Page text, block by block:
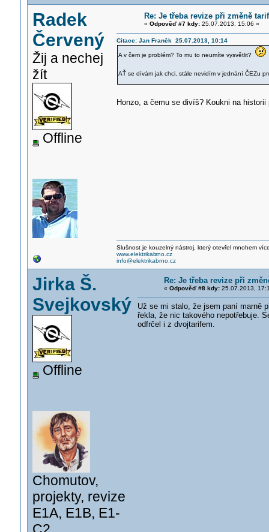
Radek
Červený
Žij a nechej
žít
Offline
Re: Je třeba revize při změně
« Odpověď #7 kdy:25.07.2013, 15:06 »
Citace: Jan Franěk 25.07.2013, 10:14
A v čem je problém? To mu to neumíte vysvětlit?
AŤ se dívám jak chci, stále nevidím v jednání ČEZu
Honzo, a čemu se divíš? Koukni na
Slušnost je kouzelný nástroj, který otevřel mnohem
www.elektrikabrno.cz
info@elektrikabrno.cz
Jirka Š.
Svejkovský
Offline
Chomutov,
projekty, revize
E1A, E1B, E1-
Re: Je třeba revize při
« Odpověď #8 kdy:25.07.2013,
Už se mi stalo, že jsem paní marně
řekla, že nic takového nepotřebuje.
odfrčel i z dvojtarifem.